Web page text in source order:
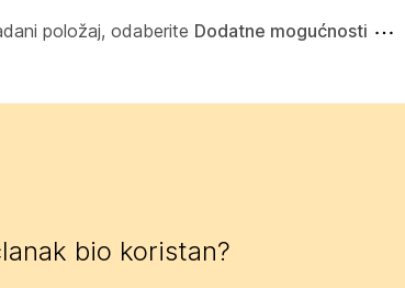
položaj, odaberite Dodatne mogućnosti
bio koristan?